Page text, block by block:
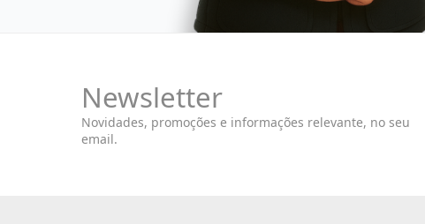
Newsletter
Novidades, promoções e informações relevante, no seu
email.